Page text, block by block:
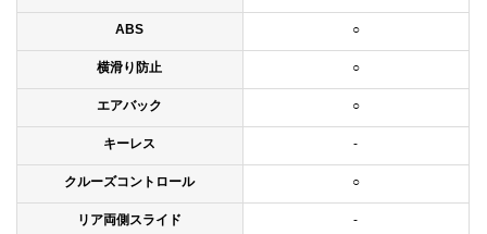
ABS ○
横滑り防止 ○
エアバック ○
キーレス -
クルーズコントロール ○
リア両側スライド -